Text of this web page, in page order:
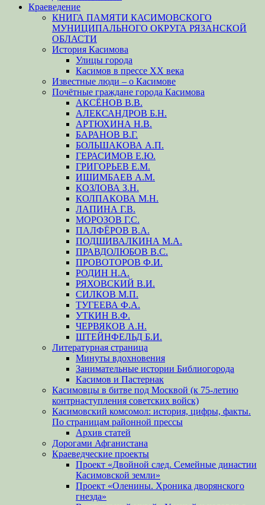
Краеведение
КНИГА ПАМЯТИ КАСИМОВСКОГО
МУНИЦИПАЛЬНОГО ОКРУГА РЯЗАНСКОЙ
ОБЛАСТИ
История Касимова
Улицы города
Касимов в прессе XX века
Известные люди – о Касимове
Почётные граждане города Касимова
АКСЁНОВ В.В.
АЛЕКСАНДРОВ Б.Н.
АРТЮХИНА Н.В.
БАРАНОВ В.Г.
БОЛЬШАКОВА А.П.
ГЕРАСИМОВ Е.Ю.
ГРИГОРЬЕВ Е.М.
ИШИМБАЕВ А.М.
КОЗЛОВА З.Н.
КОЛПАКОВА М.Н.
ЛАПИНА Г.В.
МОРОЗОВ Г.С.
ПАЛФЁРОВ В.А.
ПОДШИВАЛКИНА М.А.
ПРАВДОЛЮБОВ В.С.
ПРОВОТОРОВ Ф.И.
РОДИН Н.А.
РЯХОВСКИЙ В.И.
СИЛКОВ М.П.
ТУГЕЕВА Ф.А.
УТКИН В.Ф.
ЧЕРВЯКОВ А.Н.
ШТЕЙНФЕЛЬД Б.И.
Литературная страница
Минуты вдохновения
Занимательные истории Библиогорода
Касимов и Пастернак
Касимовцы в битве под Москвой (к 75-летию
контрнаступления советских войск)
Касимовский комсомол: история, цифры, факты.
По страницам районной прессы
Архив статей
Дорогами Афганистана
Краеведческие проекты
Проект «Двойной след. Семейные династии
Касимовской земли»
Проект «Оленины. Хроника дворянского
гнезда»